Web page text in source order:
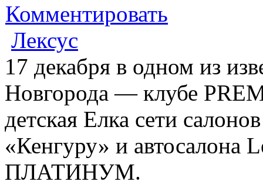
Комментировать
Лексус
17 декабря в одном из
Новгорода — клубе
детская Елка сети
«Кенгуру» и автосалона
ПЛАТИНУМ.